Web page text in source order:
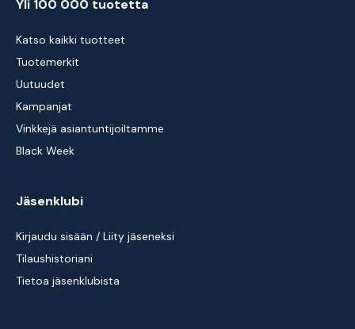
Yli 100 000 tuotetta
Katso kaikki tuotteet
Tuotemerkit
Uutuudet
Kampanjat
Vinkkejä asiantuntijoiltamme
Black Week
Jäsenklubi
Kirjaudu sisään / Liity jäseneksi
Tilaushistoriani
Tietoa jäsenklubista